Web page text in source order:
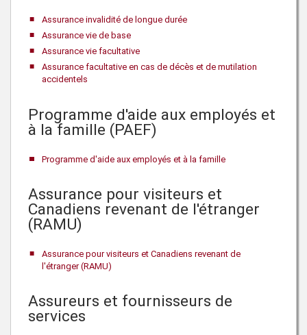
Assurance invalidité de longue durée
Assurance vie de base
Assurance vie facultative
Assurance facultative en cas de décès et de mutilation
accidentels
Programme d'aide aux employés et
à la famille (PAEF)
Programme d'aide aux employés et à la famille
Assurance pour visiteurs et
Canadiens revenant de l'étranger
(RAMU)
Assurance pour visiteurs et Canadiens revenant de
l'étranger (RAMU)
Assureurs et fournisseurs de
services